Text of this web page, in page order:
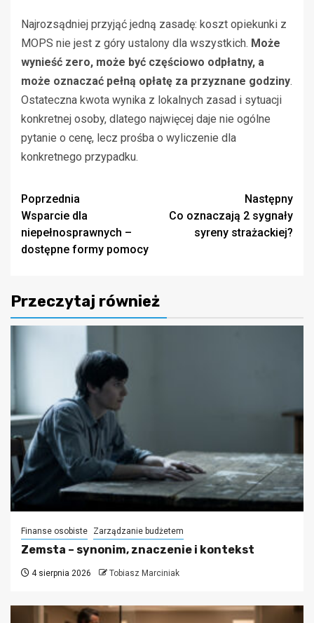
Najrozsądniej przyjąć jedną zasadę: koszt opiekunki z
MOPS nie jest z góry ustalony dla wszystkich. Może
wynieść zero, może być częściowo odpłatny, a
może oznaczać pełną opłatę za przyznane godziny.
Ostateczna kwota wynika z lokalnych zasad i sytuacji
konkretnej osoby, dlatego najwięcej daje nie ogólne
pytanie o cenę, lecz prośba o wyliczenie dla
konkretnego przypadku.
Zobacz
wpisy
Poprzednia
Wsparcie dla
niepełnosprawnych –
dostępne formy pomocy
Następny
Co oznaczają 2 sygnały
syreny strażackiej?
Przeczytaj również
Finanse osobiste Zarządzanie budżetem
Zemsta – synonim, znaczenie i kontekst
4 sierpnia 2026 Tobiasz Marciniak